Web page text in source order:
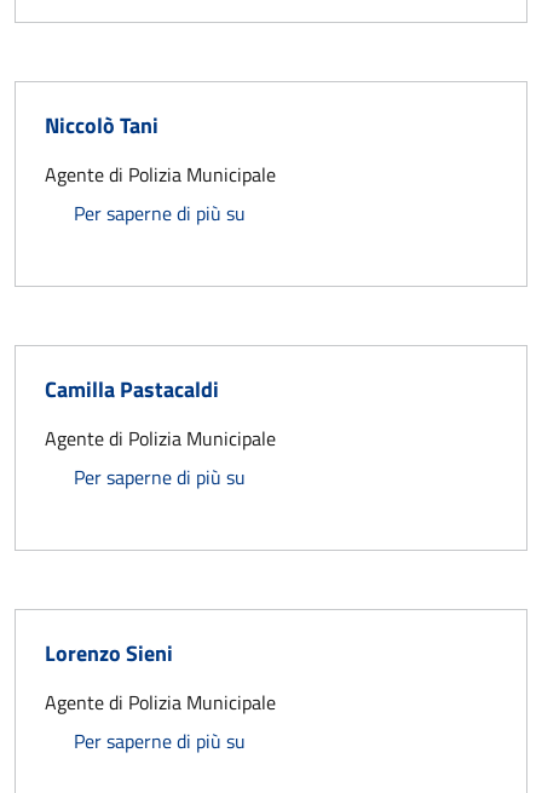
Niccolò Tani
Agente di Polizia Municipale
Per saperne di più su
Camilla Pastacaldi
Agente di Polizia Municipale
Per saperne di più su
Lorenzo Sieni
Agente di Polizia Municipale
Per saperne di più su